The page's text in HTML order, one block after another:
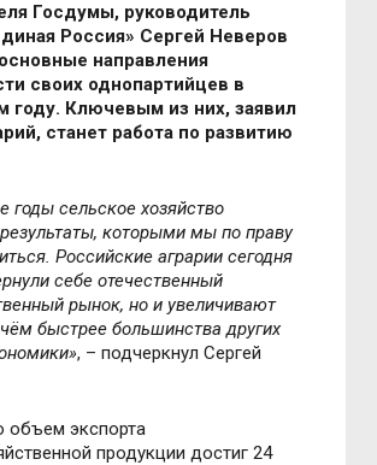
Госдумы, руководитель
Россия» Сергей Неверов
направления
своих однопартийцев в
Ключевым из них, заявил
станет работа по развитию
годы сельское хозяйство
которыми мы по праву
Российские аграрии сегодня
себе отечественный
рынок, но и увеличивают
быстрее большинства других
, – подчеркнул Сергей
объем экспорта
продукции достиг 24